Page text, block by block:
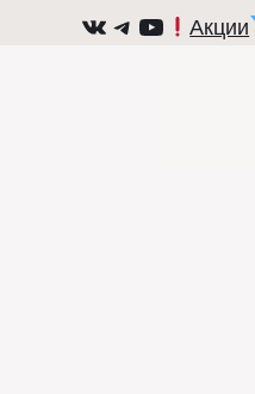
ВКонтакте
Telegram
YouTube
Акции